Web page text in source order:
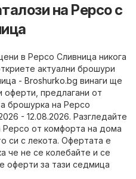
на Pepco с
в Pepco Сливница никога
актуални брошури
- Broshurko.bg винаги ще
оферти, предлагани от
брошурка на Pepco
- 12.08.2026. Разгледайте
от комфорта на дома
си с лекота. Офертата е
че не се колебайте и се
оферти за тази седмица